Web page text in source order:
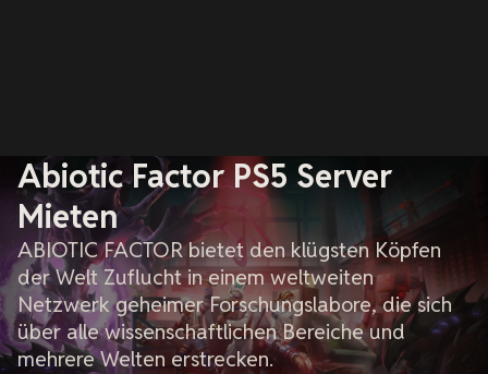
Abiotic Factor PS5 Server
Mieten
ABIOTIC FACTOR bietet den klügsten Köpfen
der Welt Zuflucht in einem weltweiten
Netzwerk geheimer Forschungslabore, die sich
über alle wissenschaftlichen Bereiche und
mehrere Welten erstrecken.